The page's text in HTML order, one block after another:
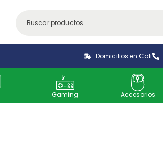
Domicilios en Cali
Gaming Accesorios